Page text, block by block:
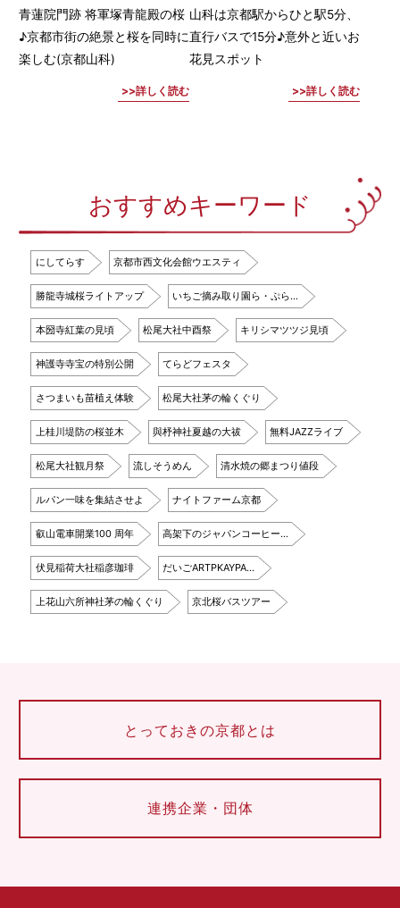
青蓮院門跡 将軍塚青龍殿の桜
♪京都市街の絶景と桜を同時に
楽しむ(京都山科)
詳しく読む
山科は京都駅からひと駅5分、
直行バスで15分♪意外と近いお
花見スポット
詳しく読む
おすすめキーワード
にしてらす 京都市西文化会館ウエスティ
勝龍寺城桜ライトアップ いちご摘み取り園ら・ぷら…
本圀寺紅葉の見頃 松尾大社中酉祭 キリシマツツジ見頃
神護寺寺宝の特別公開 てらどフェスタ
さつまいも苗植え体験 松尾大社茅の輪くぐり
上桂川堤防の桜並木 與杼神社夏越の大祓 無料JAZZライブ
松尾大社観月祭 流しそうめん 清水焼の郷まつり値段
ルパン一味を集結させよ ナイトファーム京都
叡山電車開業100 周年 高架下のジャパンコーヒー…
伏見稲荷大社稲彦珈琲 だいごARTPKAYPA…
上花山六所神社茅の輪くぐり 京北桜バスツアー
とっておきの京都とは
連携企業・団体